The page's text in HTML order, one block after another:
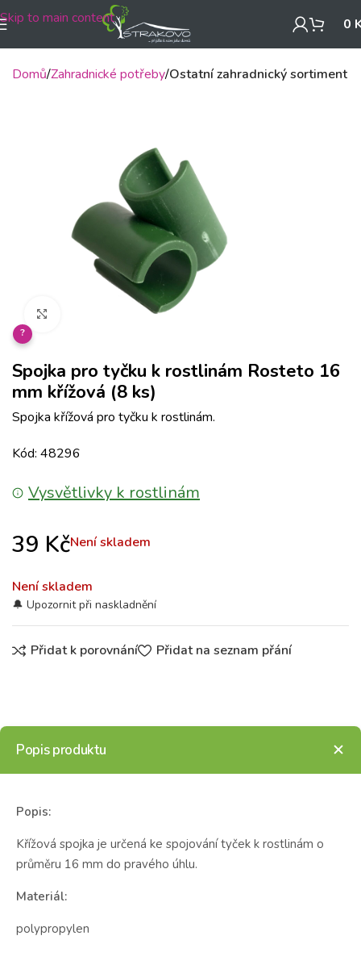
Skip to main content 0
Domů Zahradnické potřeby Ostatní zahradnický sortiment
Klikněte pro zvětšení
?
Spojka pro tyčku k rostlinám Rosteto 16
mm křížová (8 ks)
Spojka křížová pro tyčku k rostlinám.
Kód: 48296
Vysvětlivky k rostlinám
39 KčNení skladem
Není skladem
Přidat k porovnání Přidat na seznam přání
Popis produktu
Popis:
Křížová spojka je určená ke spojování tyček k rostlinám o
průměru 16 mm do pravého úhlu.
Materiál:
polypropylen